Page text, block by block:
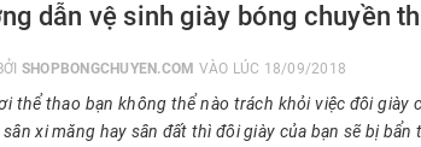
dẫn vệ sinh giày bóng chuyền
SHOPBONGCHUYEN.COM VÀO LÚC 18/09/2018
thể thao bạn không thể nào trách khỏi việc đôi
xi măng hay sân đất thì đôi giày của bạn sẽ bị